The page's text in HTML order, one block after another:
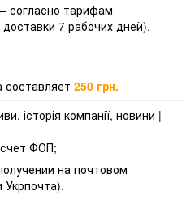
согласно тарифам
7 рабочих дней).
составляет 250 грн.
ФОП;
на почтовом
Укрпочта).